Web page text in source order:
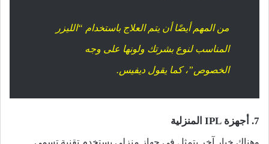
من المهم أيضًا أن يتم العلاج باستخدام “الليزر
المناسب لنوع بشرتك ولونها على وجه
الخصوص”، كما يقول ديفيس.
7. أجهزة IPL المنزلية